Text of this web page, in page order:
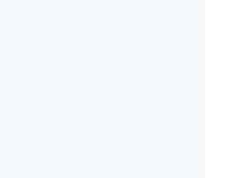
сюда. Для
банька, прекрасный